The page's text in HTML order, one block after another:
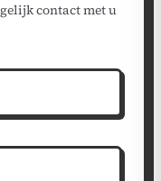
contact met u